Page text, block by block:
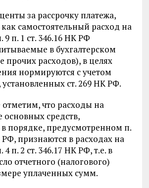
за рассрочку платежа,
самостоятельный расход на
п. 1 ст. 346.16 НК РФ
в бухгалтерском
прочих расходов), в целях
нормируются с учетом
ст. 269 НК РФ.
что расходы на
основных средств,
порядке, предусмотренном п.
РФ, признаются в расходах на
п. 2 ст. 346.17 НК РФ, т.е. в
отчетного (налогового)
уплаченных сумм.